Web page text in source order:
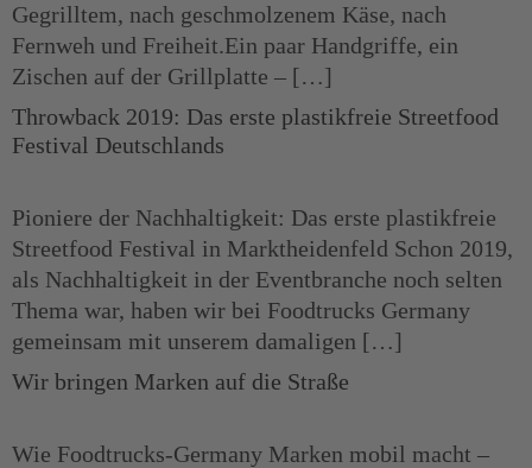
Gegrilltem, nach geschmolzenem Käse, nach
Fernweh und Freiheit.Ein paar Handgriffe, ein
Zischen auf der Grillplatte – […]
Throwback 2019: Das erste plastikfreie Streetfood
Festival Deutschlands
Pioniere der Nachhaltigkeit: Das erste plastikfreie
Streetfood Festival in Marktheidenfeld Schon 2019,
als Nachhaltigkeit in der Eventbranche noch selten
Thema war, haben wir bei Foodtrucks Germany
gemeinsam mit unserem damaligen […]
Wir bringen Marken auf die Straße
Wie Foodtrucks-Germany Marken mobil macht –